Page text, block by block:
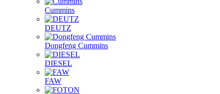
Cummins
DEUTZ
Dongfeng Cummins
DIESEL
FAW